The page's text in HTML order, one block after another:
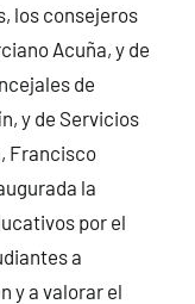
los consejeros
Acuña, y de
de
y de Servicios
Francisco
la
por el
a
y a valorar el